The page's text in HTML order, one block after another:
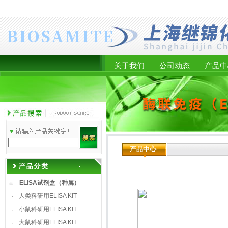
关于我们 公司动态 产品
ELISA试剂盒（种属）
·
人类科研用ELISA KIT
·
小鼠科研用ELISA KIT
·
大鼠科研用ELISA KIT
产品中心